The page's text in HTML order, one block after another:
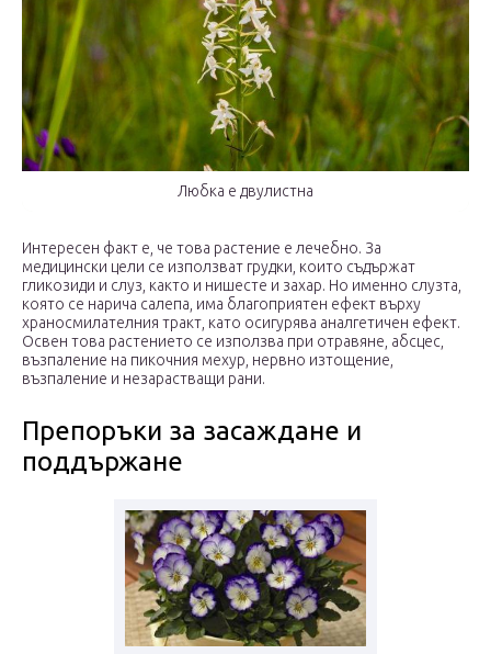
Любка е двулистна
Интересен факт е, че това растение е лечебно. За
медицински цели се използват грудки, които съдържат
гликозиди и слуз, както и нишесте и захар. Но именно слузта,
която се нарича салепа, има благоприятен ефект върху
храносмилателния тракт, като осигурява аналгетичен ефект.
Освен това растението се използва при отравяне, абсцес,
възпаление на пикочния мехур, нервно изтощение,
възпаление и незарастващи рани.
Препоръки за засаждане и
поддържане